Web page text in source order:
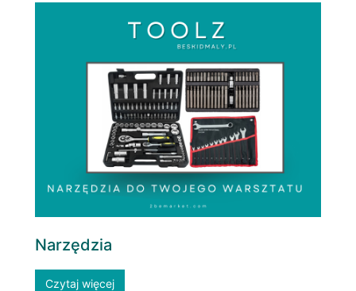
Narzędzia
Czytaj więcej